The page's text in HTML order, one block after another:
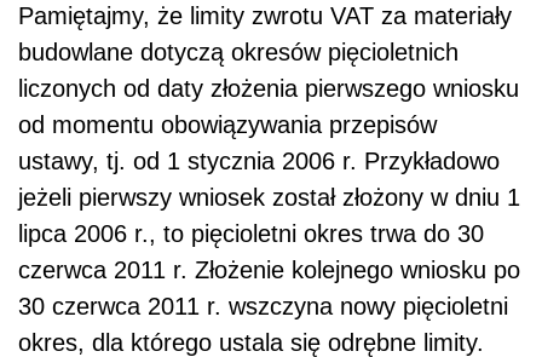
Pamiętajmy, że limity zwrotu VAT za materiały
budowlane dotyczą okresów pięcioletnich
liczonych od daty złożenia pierwszego wniosku
od momentu obowiązywania przepisów
ustawy, tj. od 1 stycznia 2006 r. Przykładowo
jeżeli pierwszy wniosek został złożony w dniu 1
lipca 2006 r., to pięcioletni okres trwa do 30
czerwca 2011 r. Złożenie kolejnego wniosku po
30 czerwca 2011 r. wszczyna nowy pięcioletni
okres, dla którego ustala się odrębne limity.